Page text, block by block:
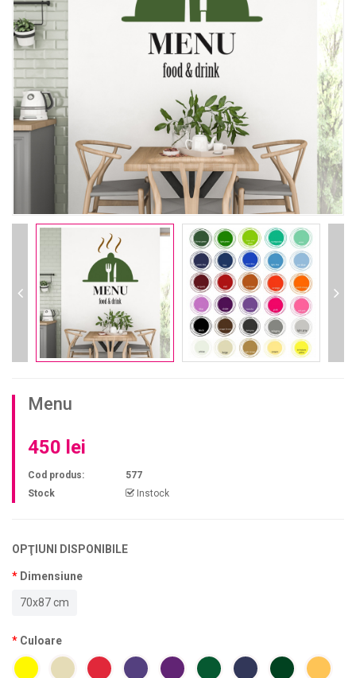
Menu
450 lei
Cod produs:
577
Stock
Instock
OPŢIUNI DISPONIBILE
Dimensiune
70x87 cm
Culoare